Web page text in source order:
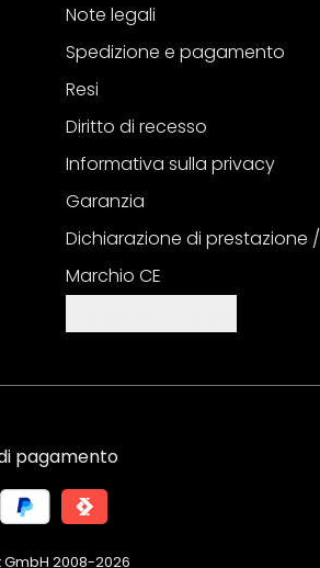
Note legali
Spedizione e pagamento
Resi
Diritto di recesso
Informativa sulla privacy
Garanzia
Dichiarazione di prestazione /
Marchio CE
pagamento
GmbH 2008-2026